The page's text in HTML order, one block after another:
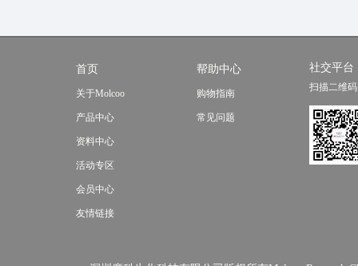
首页
关于Molcoo
产品中心
资料中心
活动专区
会员中心
友情链接
帮助中心
购物指南
常见问题
社交平台
扫描二维